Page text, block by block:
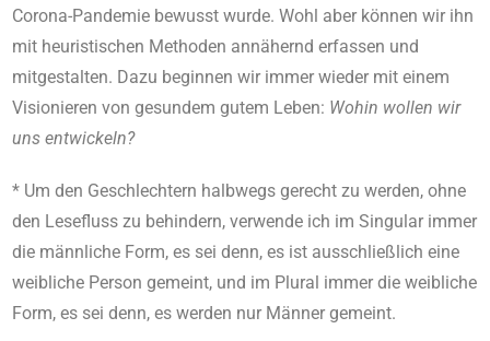
Corona-Pandemie bewusst wurde. Wohl aber können wir ihn
mit heuristischen Methoden annähernd erfassen und
mitgestalten. Dazu beginnen wir immer wieder mit einem
Visionieren von gesundem gutem Leben: Wohin wollen wir
uns entwickeln?
* Um den Geschlechtern halbwegs gerecht zu werden, ohne
den Lesefluss zu behindern, verwende ich im Singular immer
die männliche Form, es sei denn, es ist ausschließlich eine
weibliche Person gemeint, und im Plural immer die weibliche
Form, es sei denn, es werden nur Männer gemeint.